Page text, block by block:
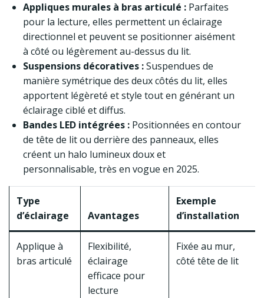
Appliques murales à bras articulé : Parfaites
pour la lecture, elles permettent un éclairage
directionnel et peuvent se positionner aisément
à côté ou légèrement au-dessus du lit.
Suspensions décoratives :Suspendues de
manière symétrique des deux côtés du lit, elles
apportent légèreté et style tout en générant un
éclairage ciblé et diffus.
Bandes LED intégrées : Positionnées en contour
de tête de lit ou derrière des panneaux, elles
créent un halo lumineux doux et
personnalisable, très en vogue en 2025.
Type
d’éclairage
Avantages
Exemple
d’installation
Applique à
bras articulé
Flexibilité,
éclairage
efficace pour
lecture
Fixée au mur,
côté tête de lit